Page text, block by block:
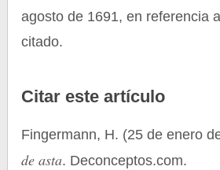
agosto de 1691, en referencia
citado.
Citar este artículo
Fingermann, H. (25 de enero
de asta. Deconceptos.com.